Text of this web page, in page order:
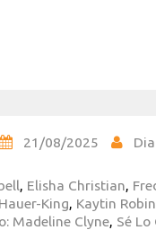
21/08/2025
Elisha Christian
King Kaytin
Madeline Clyne Sé